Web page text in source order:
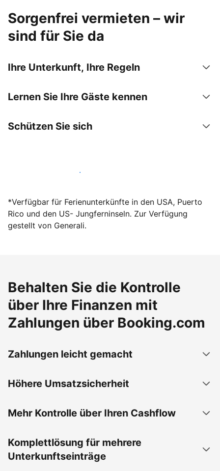
Sorgenfrei vermieten – wir
sind für Sie da
Ihre Unterkunft, Ihre Regeln
Lernen Sie Ihre Gäste kennen
Schützen Sie sich
Werden Sie noch heute Gastgeber
*Verfügbar für Ferienunterkünfte in den USA, Puerto
Rico und den US- Jungferninseln. Zur Verfügung
gestellt von Generali.
Behalten Sie die Kontrolle
über Ihre Finanzen mit
Zahlungen über Booking.com
Zahlungen leicht gemacht
Höhere Umsatzsicherheit
Mehr Kontrolle über Ihren Cashflow
Komplettlösung für mehrere
Unterkunftseinträge